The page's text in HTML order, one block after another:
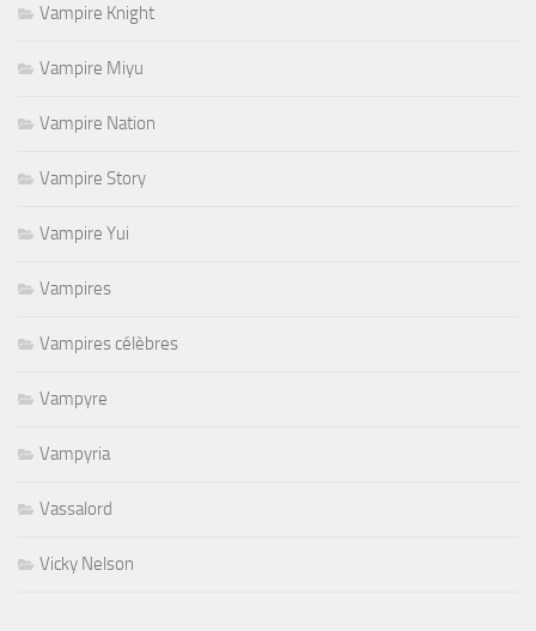
Vampire Knight
Vampire Miyu
Vampire Nation
Vampire Story
Vampire Yui
Vampires
Vampires célèbres
Vampyre
Vampyria
Vassalord
Vicky Nelson